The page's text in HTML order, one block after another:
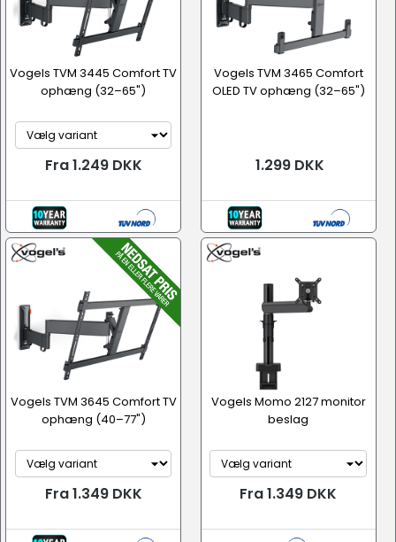
Vogels TVM 3445 Comfort TV
ophæng (32–65")
Fra 1.249 DKK
Vogels TVM 3465 Comfort
OLED TV ophæng (32–65")
1.299 DKK
Vogels TVM 3645 Comfort TV
ophæng (40–77")
Fra 1.349 DKK
Vogels Momo 2127 monitor
beslag
Fra 1.349 DKK